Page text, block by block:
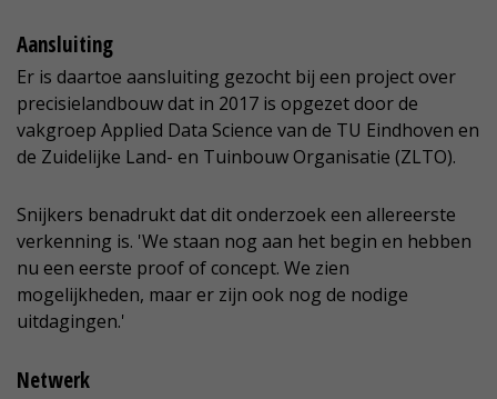
Aansluiting
Er is daartoe aansluiting gezocht bij een project over
precisielandbouw dat in 2017 is opgezet door de
vakgroep Applied Data Science van de TU Eindhoven en
de Zuidelijke Land- en Tuinbouw Organisatie (ZLTO).
Snijkers benadrukt dat dit onderzoek een allereerste
verkenning is. 'We staan nog aan het begin en hebben
nu een eerste proof of concept. We zien
mogelijkheden, maar er zijn ook nog de nodige
uitdagingen.'
Netwerk